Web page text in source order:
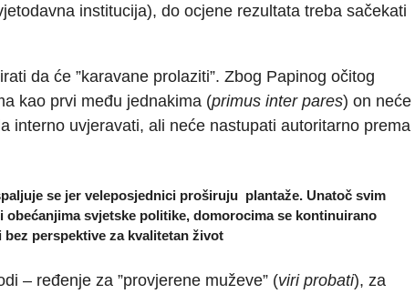
institucija), do ocjene rezultata treba sačekati
da će ”karavane prolaziti”. Zbog Papinog očitog
kao prvi među jednakima (primus inter pares) on neće
interno uvjeravati, ali neće nastupati autoritarno prema
se jer veleposjednici proširuju plantaže. Unatoč svim
svjetske politike, domorocima se kontinuirano
perspektive za kvalitetan život
– ređenje za ”provjerene muževe” (viri probati), za